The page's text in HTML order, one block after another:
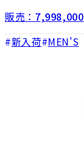
販売： 7,998,000
新入荷 MEN'S